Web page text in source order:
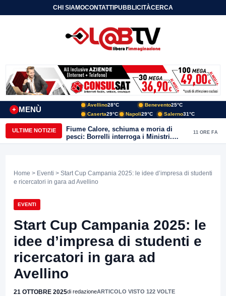
CHI SIAMOCONTATTIPUBBLICITÀCERCA
MENÙ
+
Avellino28°C Benevento25°C
Caserta29°C Napoli29°C Salerno31°C
ULTIME NOTIZIE
Fiume Calore, schiuma e moria di
pesci: Borrelli interroga i Ministri.
“Benevento paga l’assenza del
11 ORE FA
Home > Eventi > Start Cup Campania 2025: le idee d’impresa di studenti
e ricercatori in gara ad Avellino
EVENTI
Start Cup Campania 2025: le
idee d’impresa di studenti e
ricercatori in gara ad
Avellino
21 OTTOBRE 2025di redazioneARTICOLO VISTO 122 VOLTE